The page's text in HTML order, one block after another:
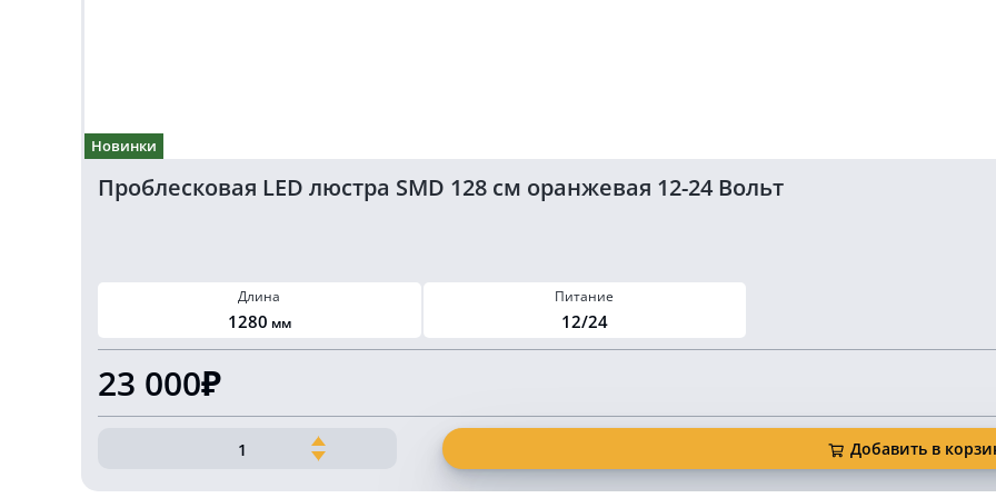
Новинки
Проблесковая LED люстра SMD 128 см оранжевая 12-24 Вольт
Длина
1280 мм
Питание
12/24
23 000₽
Количество
Добавить в